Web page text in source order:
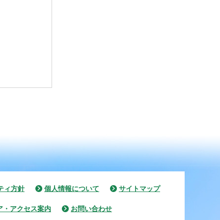
ィ方針 個人情報について サイトマップ
・アクセス案内 お問い合わせ